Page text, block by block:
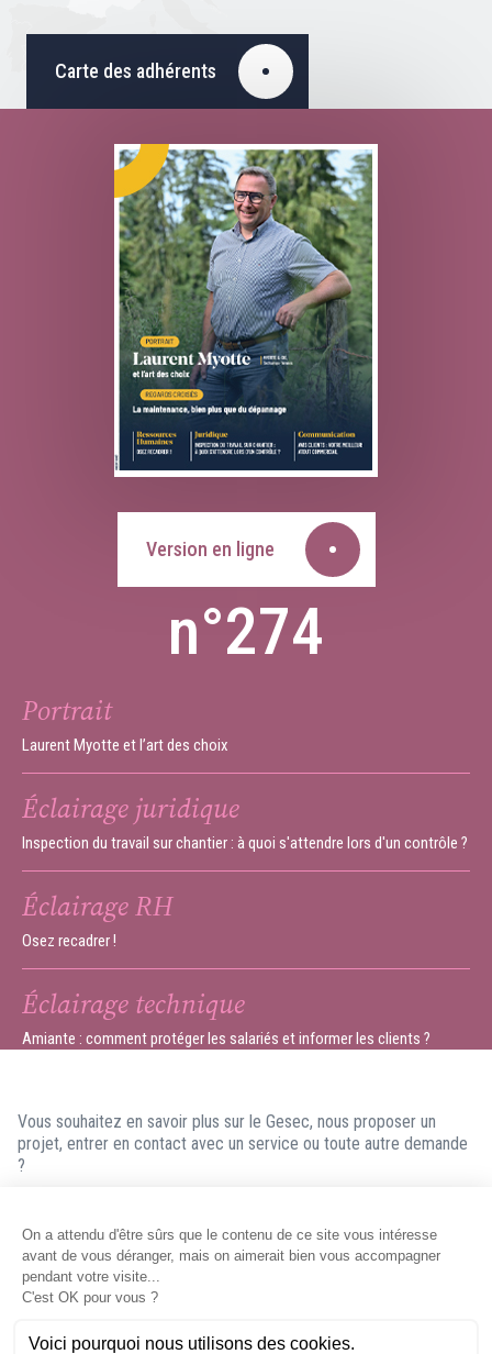
Carte des adhérents
Version en ligne
n°274
Portrait
Laurent Myotte et l’art des choix
Éclairage juridique
Inspection du travail sur chantier : à quoi s'attendre lors d'un contrôle ?
Éclairage RH
Osez recadrer !
Éclairage technique
Amiante : comment protéger les salariés et informer les clients ?
Vous souhaitez en savoir plus sur le Gesec, nous proposer un
projet, entrer en contact avec un service ou toute autre demande
?
répondre dans les meilleurs délais.